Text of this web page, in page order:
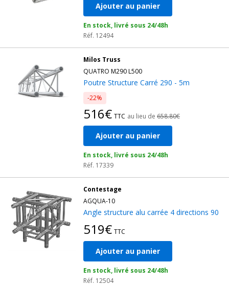
Ajouter au panier
En stock, livré sous 24/48h
Réf. 12494
Milos Truss
QUATRO M290 L500
Poutre Structure Carré 290 - 5m
-22%
516€ TTC au lieu de 658.80€
Ajouter au panier
En stock, livré sous 24/48h
Réf. 17339
Contestage
AGQUA-10
Angle structure alu carrée 4 directions 90
519€ TTC
Ajouter au panier
En stock, livré sous 24/48h
Réf. 12504